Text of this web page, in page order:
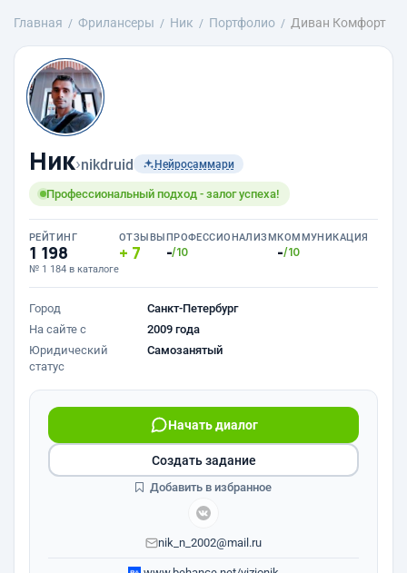
Главная Фрилансеры Ник Портфолио Диван Комфорт
Ник›nikdruid Нейросаммари
Профессиональный подход - залог успеха!
РЕЙТИНГ
1 198
№ 1 184 в каталоге
ОТЗЫВЫ
7
ПРОФЕССИОНАЛИЗМ
-/10
КОММУНИКАЦИЯ
-/10
Город
Санкт-Петербург
На сайте с
2009 года
Юридический
статус
Самозанятый
Начать диалог
nik_n_2002@mail.ru
Создать задание
Добавить в избранное